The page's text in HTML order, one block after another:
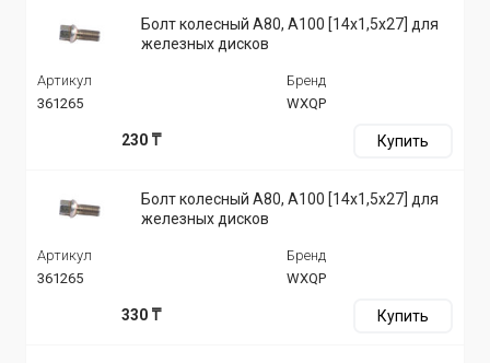
Болт колесный A80, A100 [14x1,5x27] для
железных дисков
Артикул
361265
Бренд
WXQP
230 ₸ Купить
Болт колесный A80, A100 [14x1,5x27] для
железных дисков
Артикул
361265
Бренд
WXQP
330 ₸ Купить